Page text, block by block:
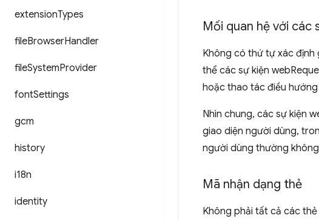
extensionTypes
fileBrowserHandler
fileSystemProvider
fontSettings
gcm
history
i18n
identity
Mối quan hệ với các
Không có thứ tự xác định
thể các sự kiện
hoặc thao tác điều
Nhìn chung, các sự kiện
giao diện người dùng,
người dùng thường
Mã nhận dạng thẻ
Không phải tất cả các